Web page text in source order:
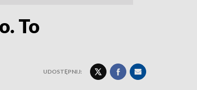
To
UDOSTĘPNIJ: